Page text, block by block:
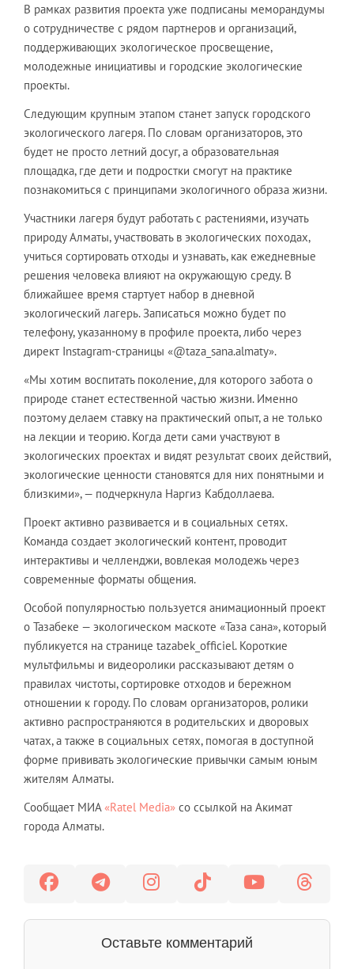
В рамках развития проекта уже подписаны меморандумы
о сотрудничестве с рядом партнеров и организаций,
поддерживающих экологическое просвещение,
молодежные инициативы и городские экологические
проекты.
Следующим крупным этапом станет запуск городского
экологического лагеря. По словам организаторов, это
будет не просто летний досуг, а образовательная
площадка, где дети и подростки смогут на практике
познакомиться с принципами экологичного образа жизни.
Участники лагеря будут работать с растениями, изучать
природу Алматы, участвовать в экологических походах,
учиться сортировать отходы и узнавать, как ежедневные
решения человека влияют на окружающую среду. В
ближайшее время стартует набор в дневной
экологический лагерь. Записаться можно будет по
телефону, указанному в профиле проекта, либо через
директ Instagram-страницы «@taza_sana.almaty».
«Мы хотим воспитать поколение, для которого забота о
природе станет естественной частью жизни. Именно
поэтому делаем ставку на практический опыт, а не только
на лекции и теорию. Когда дети сами участвуют в
экологических проектах и видят результат своих действий,
экологические ценности становятся для них понятными и
близкими», — подчеркнула Наргиз Кабдоллаева.
Проект активно развивается и в социальных сетях.
Команда создает экологический контент, проводит
интерактивы и челленджи, вовлекая молодежь через
современные форматы общения.
Особой популярностью пользуется анимационный проект
о Тазабеке — экологическом маскоте «Таза сана», который
публикуется на странице tazabek_officiel. Короткие
мультфильмы и видеоролики рассказывают детям о
правилах чистоты, сортировке отходов и бережном
отношении к городу. По словам организаторов, ролики
активно распространяются в родительских и дворовых
чатах, а также в социальных сетях, помогая в доступной
форме прививать экологические привычки самым юным
жителям Алматы.
Сообщает МИА «Ratel Media» со ссылкой на Акимат
города Алматы.
Оставьте комментарий